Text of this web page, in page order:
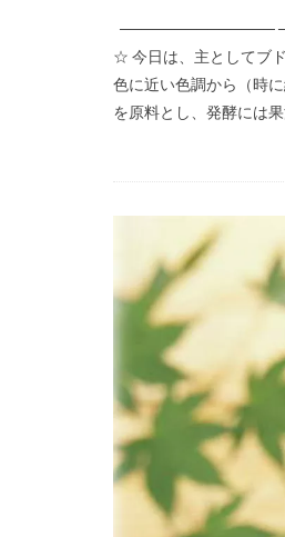
──────────────
☆ 今日は、主としてブ
色に近い色調から（時
を原料とし、発酵には